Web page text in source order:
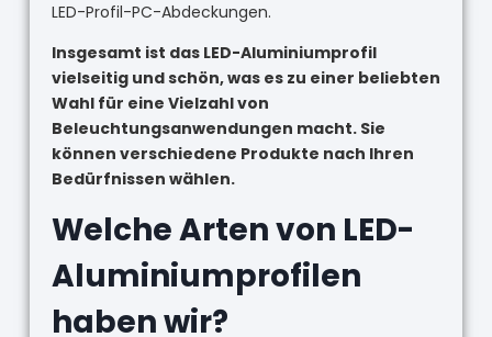
LED-Profil-PC-Abdeckungen.
Insgesamt ist das LED-Aluminiumprofil
vielseitig und schön, was es zu einer beliebten
Wahl für eine Vielzahl von
Beleuchtungsanwendungen macht. Sie
können verschiedene Produkte nach Ihren
Bedürfnissen wählen.
Welche Arten von LED-
Aluminiumprofilen
haben wir?